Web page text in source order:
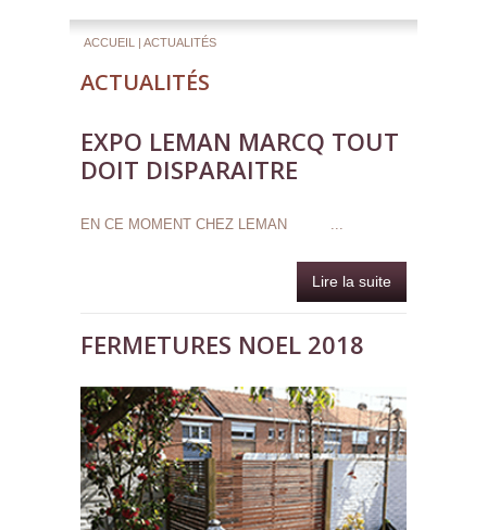
ACCUEIL | ACTUALITÉS
ACTUALITÉS
EXPO LEMAN MARCQ TOUT
DOIT DISPARAITRE
EN CE MOMENT CHEZ LEMAN ...
Lire la suite
FERMETURES NOEL 2018